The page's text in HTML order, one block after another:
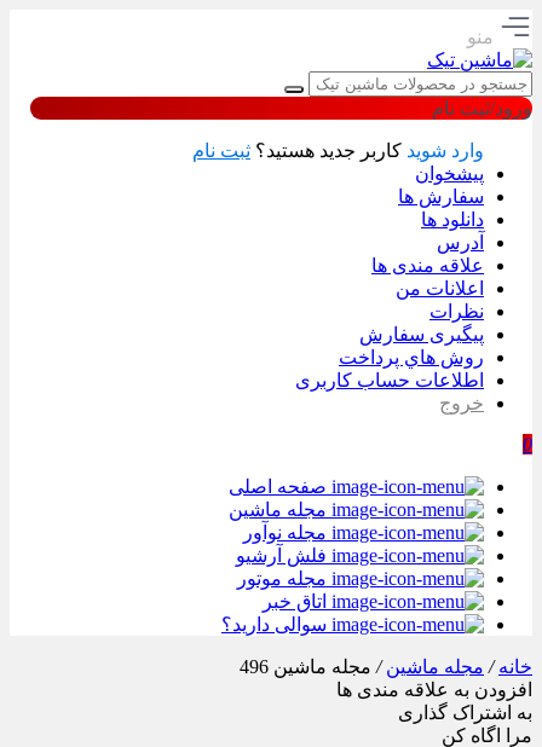
منو
ورود/ثبت نام
وارد شوید کاربر جدید هستید؟ ثبت نام
پیشخوان
سفارش ها
دانلود ها
آدرس
علاقه مندی ها
اعلانات من
نظرات
پیگیری سفارش
روش هاي پرداخت
اطلاعات حساب كاربری
خروج
0
صفحه اصلی
مجله ماشین
مجله نوآور
فلش آرشیو
مجله موتور
اتاق خبر
سوالی دارید؟
خانه/ مجله ماشین/ مجله ماشین 496
افزودن به علاقه مندی ها
به اشتراک گذاری
مرا اگاه کن